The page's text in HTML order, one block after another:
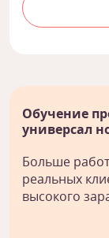
Обучение
универсал
Больше
реальных
высокого